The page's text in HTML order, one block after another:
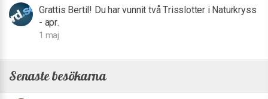
Grattis Bertil! Du har vunnit två Trisslotter i Naturkryss
- apr.
1 maj
Senaste besökarna